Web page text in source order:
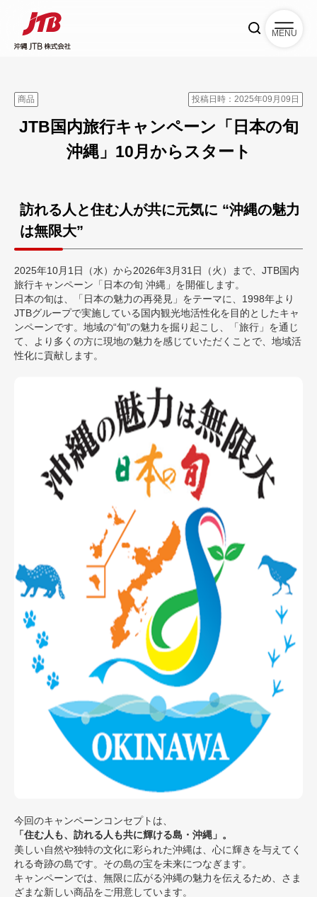
MENU
商品 投稿日時：2025年09月09日
JTB国内旅行キャンペーン「日本の旬
沖縄」10月からスタート
訪れる人と住む人が共に元気に “沖縄の魅力
は無限大”
2025年10月1日（水）から2026年3月31日（火）まで、JTB国内
旅行キャンペーン「日本の旬 沖縄」を開催します。
日本の旬は、「日本の魅力の再発見」をテーマに、1998年より
JTBグループで実施している国内観光地活性化を目的としたキャ
ンペーンです。地域の“旬”の魅力を掘り起こし、「旅行」を通じ
て、より多くの方に現地の魅力を感じていただくことで、地域活
性化に貢献します。
今回のキャンペーンコンセプトは、
「住む人も、訪れる人も共に輝ける島・沖縄」。
美しい自然や独特の文化に彩られた沖縄は、心に輝きを与えてく
れる奇跡の島です。その島の宝を未来につなぎます。
キャンペーンでは、無限に広がる沖縄の魅力を伝えるため、さま
ざまな新しい商品をご用意しています。